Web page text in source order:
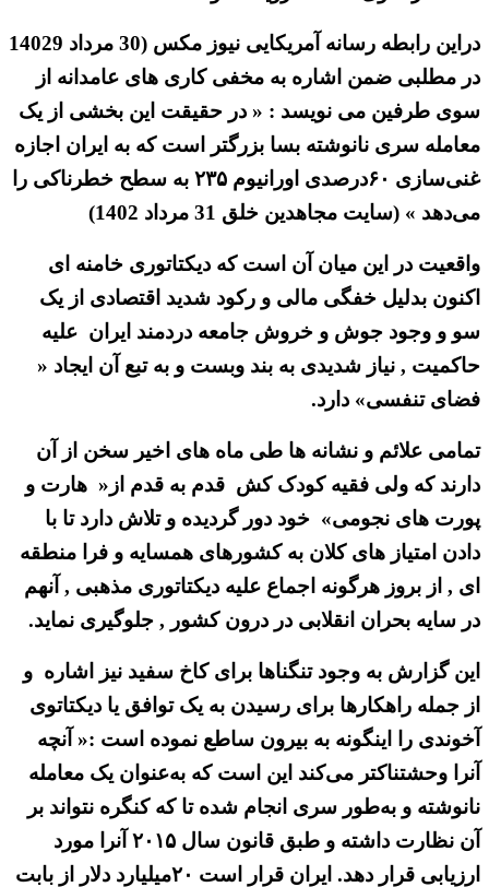
دراین رابطه رسانه آمریکایی نیوز مکس (30 مرداد 14029
در مطلبی ضمن اشاره به مخفی کاری های عامدانه از
سوی طرفین می نویسد : « در حقیقت این بخشی از یک
معامله سری نانوشته بسا بزرگتر است که به ایران اجازه
غنی‌سازی ۶۰درصدی اورانیوم ۲۳۵ به سطح خطرناکی را
می‌دهد » (سایت مجاهدین خلق 31 مرداد 1402)
واقعیت در این میان آن است که دیکتاتوری خامنه ای
اکنون بدلیل خفگی مالی و رکود شدید اقتصادی از یک
سو و وجود جوش و خروش جامعه دردمند ایران علیه
حاکمیت , نیاز شدیدی به بند وبست و به تبع آن ایجاد «
فضای تنفسی» دارد.
تمامی علائم و نشانه ها طی ماه های اخیر سخن از آن
دارند که ولی فقیه کودک کش قدم به قدم از« هارت و
پورت های نجومی» خود دور گردیده و تلاش دارد تا با
دادن امتیاز های کلان به کشورهای همسایه و فرا منطقه
ای , از بروز هرگونه اجماع علیه دیکتاتوری مذهبی , آنهم
در سایه بحران انقلابی در درون کشور , جلوگیری نماید.
این گزارش به وجود تنگناها برای کاخ سفید نیز اشاره و
از جمله راهکارها برای رسیدن به یک توافق یا دیکتاتوی
آخوندی را اینگونه به بیرون ساطع نموده است :« آنچه
آنرا وحشتناکتر می‌کند این است که به‌عنوان یک معامله
نانوشته و به‌طور سری انجام شده تا که کنگره نتواند بر
آن نظارت داشته و طبق قانون سال ۲۰۱۵ آنرا مورد
ارزیابی قرار دهد. ایران قرار است ۲۰میلیارد دلار از بابت